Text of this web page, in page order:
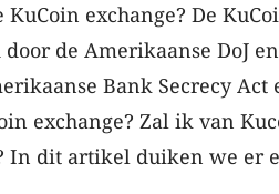
exchange? De
de Amerikaanse DoJ
Bank Secrecy Act
exchange? Zal ik van
In dit artikel duiken we er